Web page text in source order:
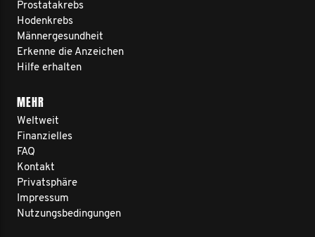
Prostatakrebs
Hodenkrebs
Männergesundheit
Erkenne die Anzeichen
Hilfe erhalten
MEHR
Weltweit
Finanzielles
FAQ
Kontakt
Privatsphäre
Impressum
Nutzungsbedingungen